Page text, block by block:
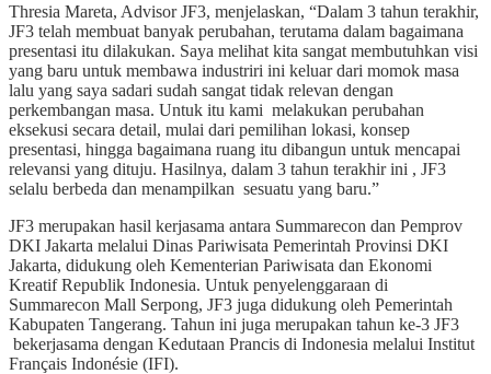
Thresia Mareta, Advisor JF3, menjelaskan, “Dalam 3 tahun terakhir,
JF3 telah membuat banyak perubahan, terutama dalam bagaimana
presentasi itu dilakukan. Saya melihat kita sangat membutuhkan visi
yang baru untuk membawa industriri ini keluar dari momok masa
lalu yang saya sadari sudah sangat tidak relevan dengan
perkembangan masa. Untuk itu kami melakukan perubahan
eksekusi secara detail, mulai dari pemilihan lokasi, konsep
presentasi, hingga bagaimana ruang itu dibangun untuk mencapai
relevansi yang dituju. Hasilnya, dalam 3 tahun terakhir ini , JF3
selalu berbeda dan menampilkan sesuatu yang baru.”
JF3 merupakan hasil kerjasama antara Summarecon dan Pemprov
DKI Jakarta melalui Dinas Pariwisata Pemerintah Provinsi DKI
Jakarta, didukung oleh Kementerian Pariwisata dan Ekonomi
Kreatif Republik Indonesia. Untuk penyelenggaraan di
Summarecon Mall Serpong, JF3 juga didukung oleh Pemerintah
Kabupaten Tangerang. Tahun ini juga merupakan tahun ke-3 JF3
bekerjasama dengan Kedutaan Prancis di Indonesia melalui Institut
Français Indonésie (IFI).